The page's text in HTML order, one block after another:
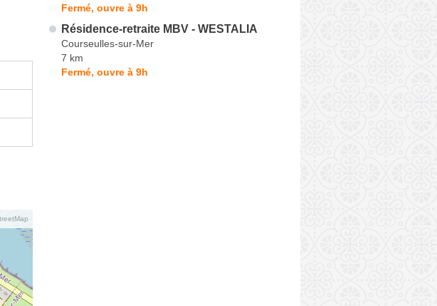
Fermé, ouvre à 9h
Résidence-retraite MBV - WESTALIA
Courseulles-sur-Mer
7 km
Fermé, ouvre à 9h